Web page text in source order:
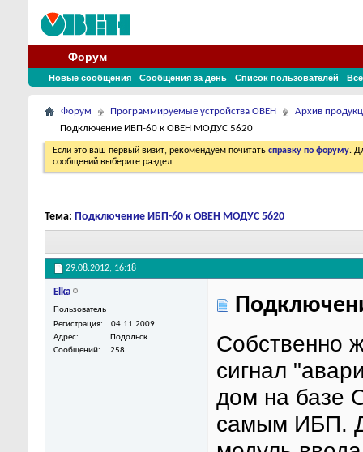
Форум
Новые сообщения Сообщения за день Список пользователей
Форум Программируемые устройства ОВЕН
Архив
Подключение ИБП-60 к ОВЕН МОДУС 5620
Если это ваш первый визит, рекомендуем почитать справку по форуму.
сообщений выберите раздел.
Тема: Подключение ИБП-60 к ОВЕН МОДУС 5620
29.08.2012, 16:18
Elka
Пользователь
Регистрация
04.11.2009
Адрес
Подольск
Сообщений
258
Собственно
сигнал
дом на базе
самым ИБП.